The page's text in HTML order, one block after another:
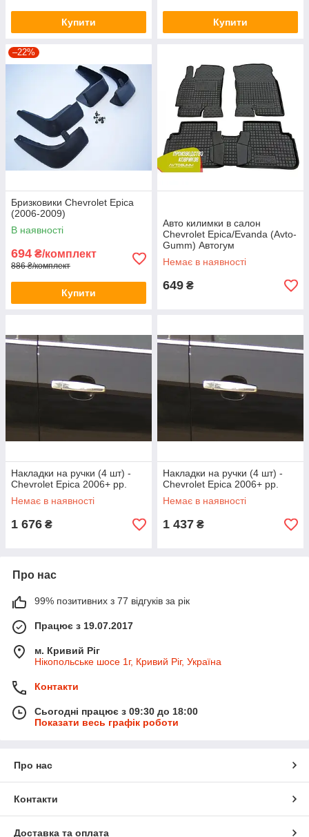
Купити Купити
–22%
Бризковики Chevrolet Epica
(2006-2009)
В наявності
694 ₴/комплект
886 ₴/комплект
Купити
Авто килимки в салон
Chevrolet Epica/Evanda (Avto-
Gumm) Автогум
Немає в наявності
649 ₴
Накладки на ручки (4 шт) -
Chevrolet Epica 2006+ рр.
Немає в наявності
1 676 ₴
Накладки на ручки (4 шт) -
Chevrolet Epica 2006+ рр.
Немає в наявності
1 437 ₴
Про нас
99% позитивних з 77 відгуків за рік
Працює з 19.07.2017
м. Кривий Ріг
Нікопольське шосе 1г, Кривий Ріг, Україна
Контакти
Сьогодні працює з 09:30 до 18:00
Показати весь графік роботи
Про нас
Контакти
Доставка та оплата